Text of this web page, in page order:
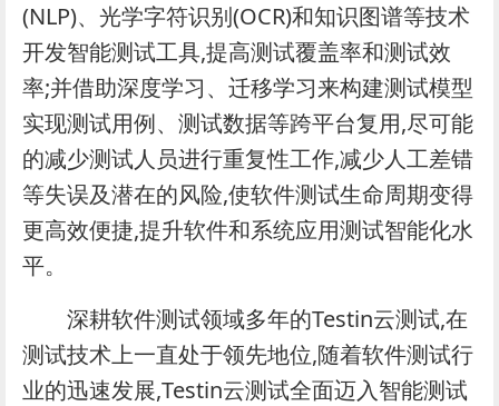
(NLP)、光学字符识别(OCR)和知识图谱等技术
开发智能测试工具,提高测试覆盖率和测试效
率;并借助深度学习、迁移学习来构建测试模型
实现测试用例、测试数据等跨平台复用,尽可能
的减少测试人员进行重复性工作,减少人工差错
等失误及潜在的风险,使软件测试生命周期变得
更高效便捷,提升软件和系统应用测试智能化水
平。
深耕软件测试领域多年的Testin云测试,在
测试技术上一直处于领先地位,随着软件测试行
业的迅速发展,Testin云测试全面迈入智能测试